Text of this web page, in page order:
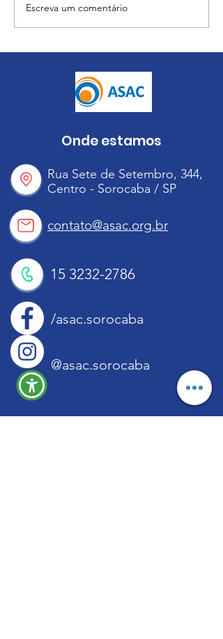
Pista de Skate Parque
das Águas
Escreva um comentário
Onde estamos
Rua Sete de Setembro, 344,
Centro - Sorocaba / SP
contato@asac.org.br
15 3232-2786
/asac.sorocaba
@asac.sorocaba